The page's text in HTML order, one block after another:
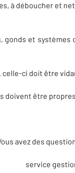
à déboucher et
gonds et
celle-ci doit être
doivent être
avez des
service